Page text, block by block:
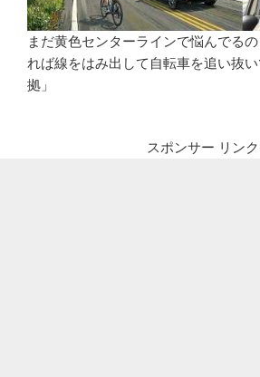
まだ黄色センターラインで悩んでる
れば線をはみ出して自転車を追い抜
拠」
スポンサー リンク